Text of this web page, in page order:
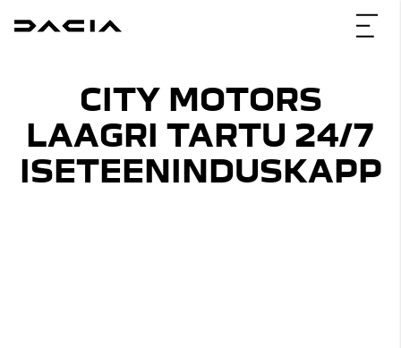
CITY MOTORS
LAAGRI TARTU 24/7
ISETEENINDUSKAPP